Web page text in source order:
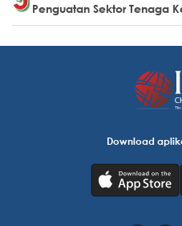
Penguatan Sektor Tenaga
Download